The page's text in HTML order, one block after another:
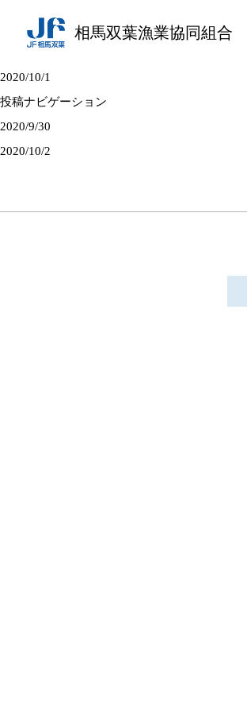
相馬双葉漁業協同組合
2020/10/1
投稿ナビゲーション
2020/9/30
2020/10/2